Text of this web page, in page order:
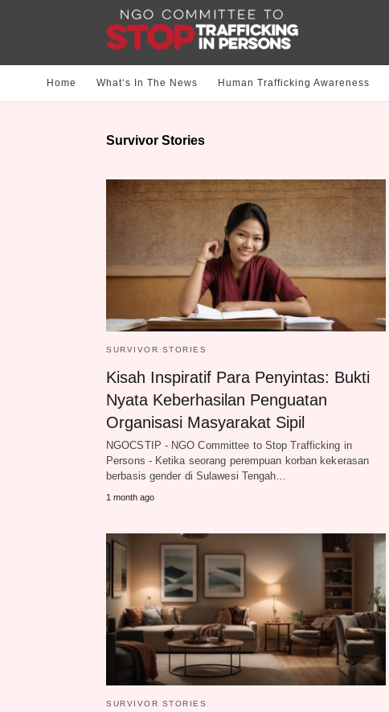
Home What‘s In The News Human Trafficking Awareness
Survivor Stories
SURVIVOR STORIES
Kisah Inspiratif Para Penyintas: Bukti
Nyata Keberhasilan Penguatan
Organisasi Masyarakat Sipil
NGOCSTIP - NGO Committee to Stop Trafficking in
Persons - Ketika seorang perempuan korban kekerasan
berbasis gender di Sulawesi Tengah…
1 month ago
SURVIVOR STORIES